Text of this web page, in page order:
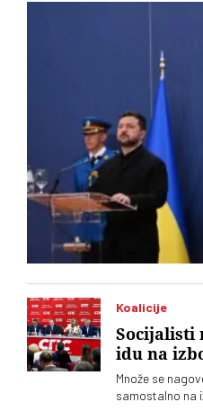
bezbednosti. Vučić je
Koalicije
Socijalisti
idu na
Množe se
samostalno na